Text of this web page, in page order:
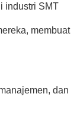
industri SMT
membuat
dan